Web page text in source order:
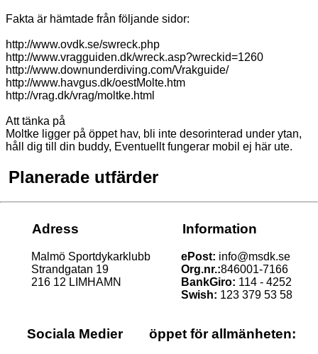
Fakta är hämtade från följande sidor:
http://www.ovdk.se/swreck.php
http://www.vragguiden.dk/wreck.asp?wreckid=1260
http://www.downunderdiving.com/Vrakguide/
http://www.havgus.dk/oestMolte.htm
http://vrag.dk/vrag/moltke.html
Att tänka på
Moltke ligger på öppet hav, bli inte desorinterad under ytan,
håll dig till din buddy, Eventuellt fungerar mobil ej här ute.
Planerade utfärder
Adress
Malmö Sportdykarklubb
Strandgatan 19
216 12 LIMHAMN
Information
ePost: info@msdk.se
Org.nr.:846001-7166
BankGiro: 114 - 4252
Swish: 123 379 53 58
Sociala Medier öppet för allmänheten: